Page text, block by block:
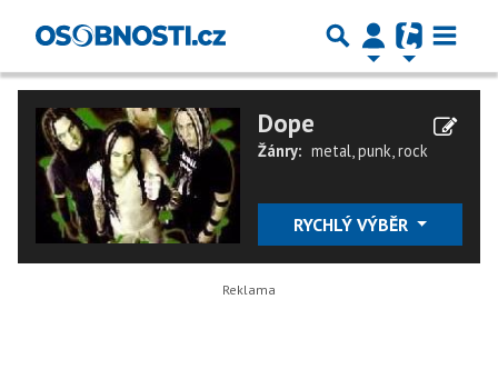
Dope
Žánry: metal,punk,rock
RYCHLÝ VÝBĚR